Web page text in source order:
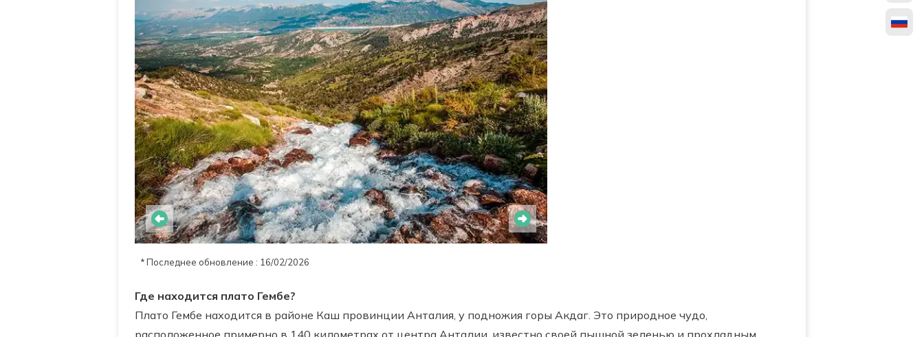
* Последнее обновление : 16/02/2026
Где находится плато Гембе?
Плато Гембе находится в районе Каш провинции Анталия, у подножия горы Акдаг. Это природное чудо,
расположенное примерно в 140 километрах от центра Анталии, известно своей пышной зеленью и прохладным